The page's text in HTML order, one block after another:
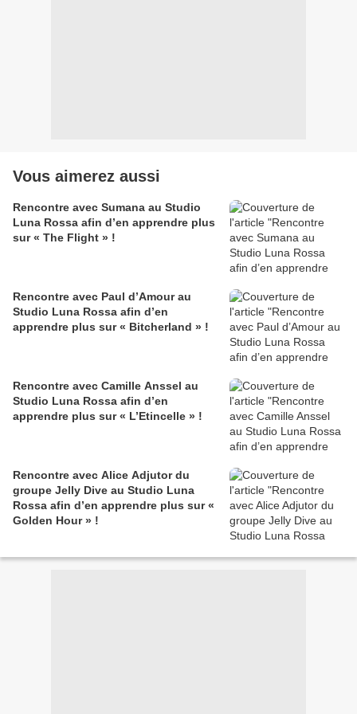
Vous aimerez aussi
Rencontre avec Sumana au Studio
Luna Rossa afin d’en apprendre plus
sur « The Flight » !
Rencontre avec Paul d’Amour au
Studio Luna Rossa afin d’en
apprendre plus sur « Bitcherland » !
Rencontre avec Camille Anssel au
Studio Luna Rossa afin d’en
apprendre plus sur « L’Etincelle » !
Rencontre avec Alice Adjutor du
groupe Jelly Dive au Studio Luna
Rossa afin d’en apprendre plus sur «
Golden Hour » !